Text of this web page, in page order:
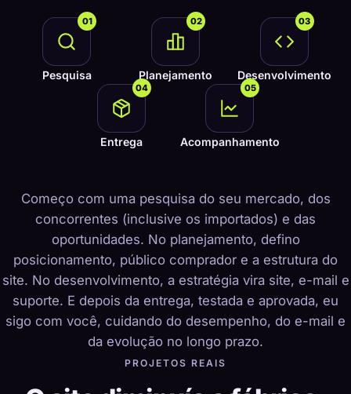
01
Pesquisa
02
Planejamento
03
Desenvolvimento
04
Entrega
05
Acompanhamento
Começo com uma pesquisa do seu mercado, dos
concorrentes (inclusive os importados) e das
oportunidades. No planejamento, defino
posicionamento, público comprador e a estrutura do
site. No desenvolvimento, a estratégia vira site, e-mail e
suporte. E depois da entrega, testada e aprovada, eu
sigo com você, cuidando do desempenho, do e-mail e
da evolução no longo prazo.
PROJETOS REAIS